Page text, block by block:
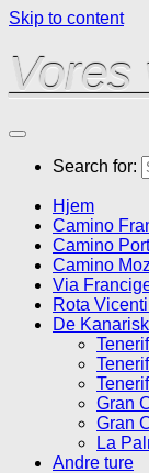
Skip to content
Vores
Search for:
Hjem
Camino
Camino
Camino
Via
Rota
De
Gran
Gran
La
Andre ture